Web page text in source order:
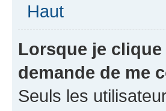
Haut
Lorsque je
demande de me
Seuls les